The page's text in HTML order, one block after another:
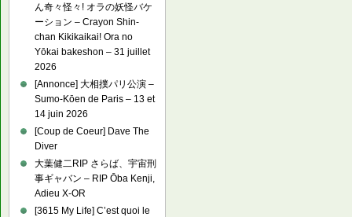
ん奇々怪々! オラの妖怪バケ
ーション – Crayon Shin-
chan Kikikaikai! Ora no
Yōkai bakeshon – 31 juillet
2026
[Annonce] 大相撲パリ公演 –
Sumo-Kōen de Paris – 13 et
14 juin 2026
[Coup de Coeur] Dave The
Diver
大葉健二RIP さらば、宇宙刑
事ギャバン – RIP Ōba Kenji,
Adieu X-OR
[3615 My Life] C’est quoi le